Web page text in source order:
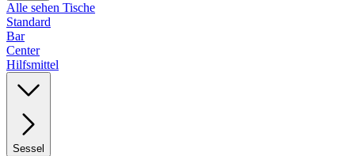
Alle sehen Tische
Standard
Bar
Center
Hilfsmittel
Sessel